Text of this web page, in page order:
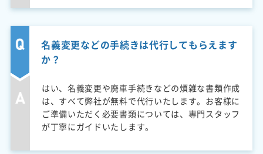
名義変更などの手続きは代行してもらえます
か？
はい、名義変更や廃車手続きなどの煩雑な書類作成
は、すべて弊社が無料で代行いたします。お客様に
ご準備いただく必要書類については、専門スタッフ
が丁寧にガイドいたします。